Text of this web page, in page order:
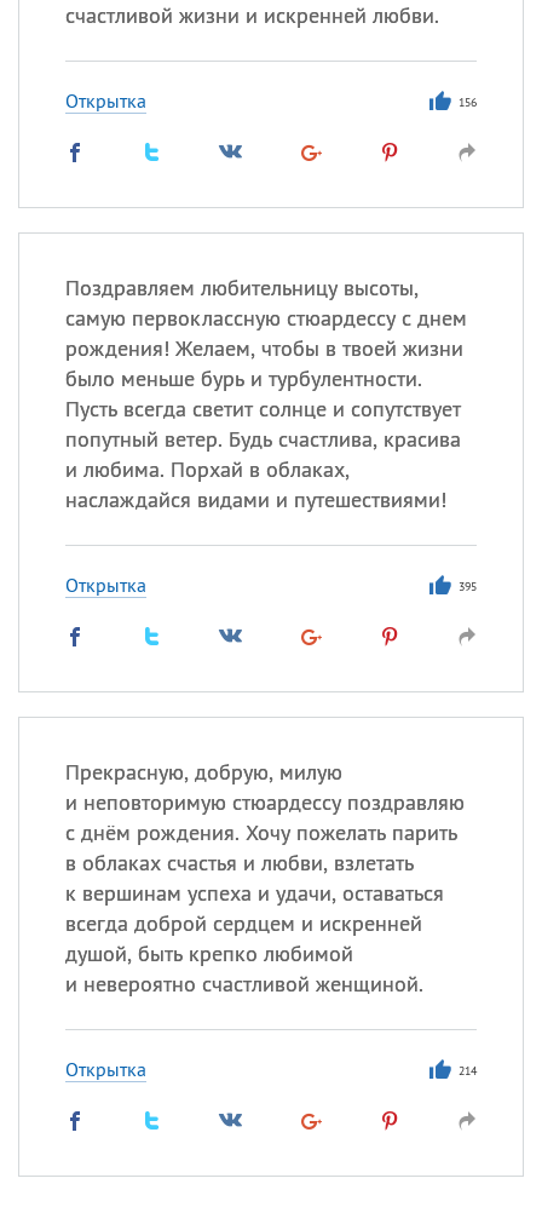
счастливой жизни и искренней любви.
Открытка 156
Поздравляем любительницу высоты,
самую первоклассную стюардессу с днем
рождения! Желаем, чтобы в твоей жизни
было меньше бурь и турбулентности.
Пусть всегда светит солнце и сопутствует
попутный ветер. Будь счастлива, красива
и любима. Порхай в облаках,
наслаждайся видами и путешествиями!
Открытка 395
Прекрасную, добрую, милую
и неповторимую стюардессу поздравляю
с днём рождения. Хочу пожелать парить
в облаках счастья и любви, взлетать
к вершинам успеха и удачи, оставаться
всегда доброй сердцем и искренней
душой, быть крепко любимой
и невероятно счастливой женщиной.
Открытка 214